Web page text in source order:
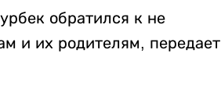
обратился к не
и их родителям, передает